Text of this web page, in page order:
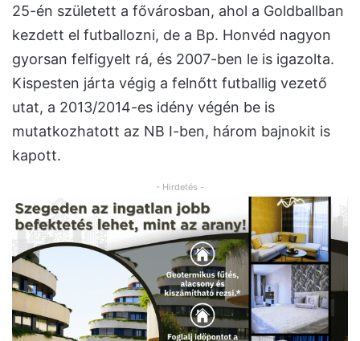
25-én született a fővárosban, ahol a Goldballban
kezdett el futballozni, de a Bp. Honvéd nagyon
gyorsan felfigyelt rá, és 2007-ben le is igazolta.
Kispesten járta végig a felnőtt futballig vezető
utat, a 2013/2014-es idény végén be is
mutatkozhatott az NB I-ben, három bajnokit is
kapott.
- Hirdetés -